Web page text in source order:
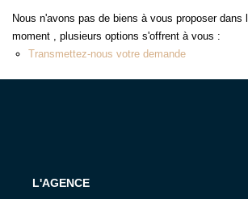
EN
Nous n'avons pas de biens à vous proposer dans
moment , plusieurs options s'offrent à vous :
Transmettez-nous votre demande
L'AGENCE